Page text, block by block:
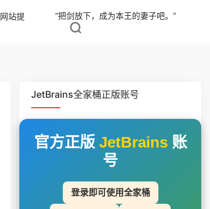
网站提
“把剑放下，成为本王的妻子吧。”
JetBrains全家桶正版账号
官方正版 JetBrains账
号
登录即可使用全家桶